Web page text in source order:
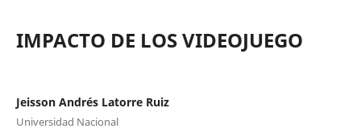
IMPACTO DE LOS VIDEOJUEGO
Jeisson Andrés Latorre Ruiz
Universidad Nacional